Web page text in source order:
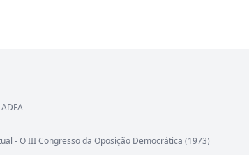
- O III Congresso da Oposição Democrática (1973)